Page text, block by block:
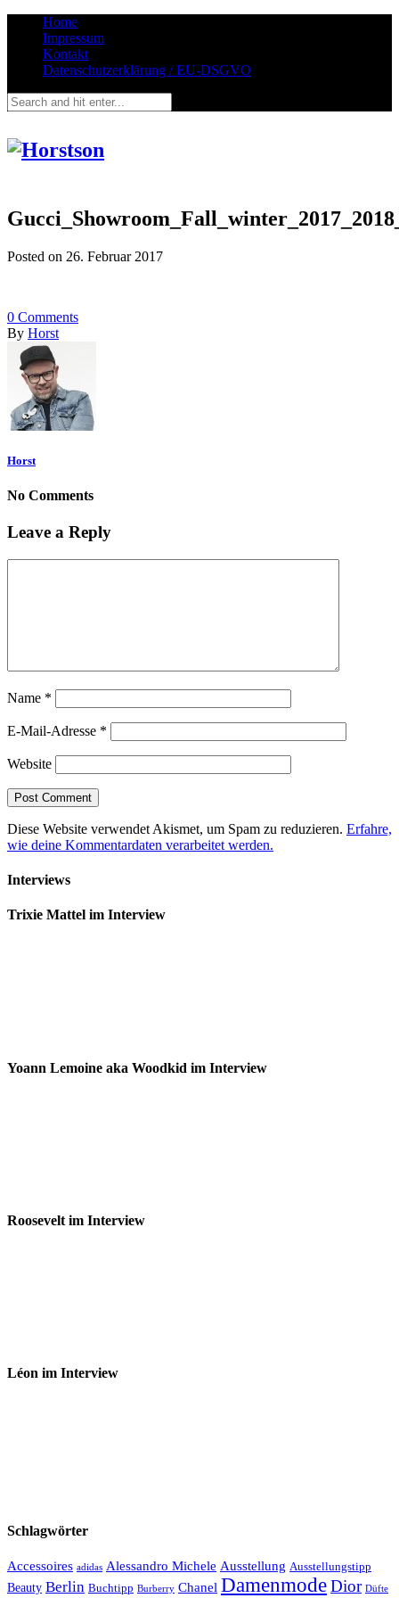
Home
Impressum
Kontakt
Datenschutzerklärung / EU-DSGVO
Posted on 26. Februar 2017
0 Comments
By Horst
Horst
No Comments
Leave a Reply
Name *
E-Mail-Adresse *
Website
Diese Website verwendet Akismet, um Spam zu reduzieren. Erfahre,
wie deine Kommentardaten verarbeitet werden.
Interviews
Trixie Mattel im Interview
Yoann Lemoine aka Woodkid im Interview
Roosevelt im Interview
Léon im Interview
Schlagwörter
Accessoires adidas Alessandro Michele Ausstellung Ausstellungstipp
Beauty Berlin Buchtipp Burberry Chanel DamenmodeDior Düfte